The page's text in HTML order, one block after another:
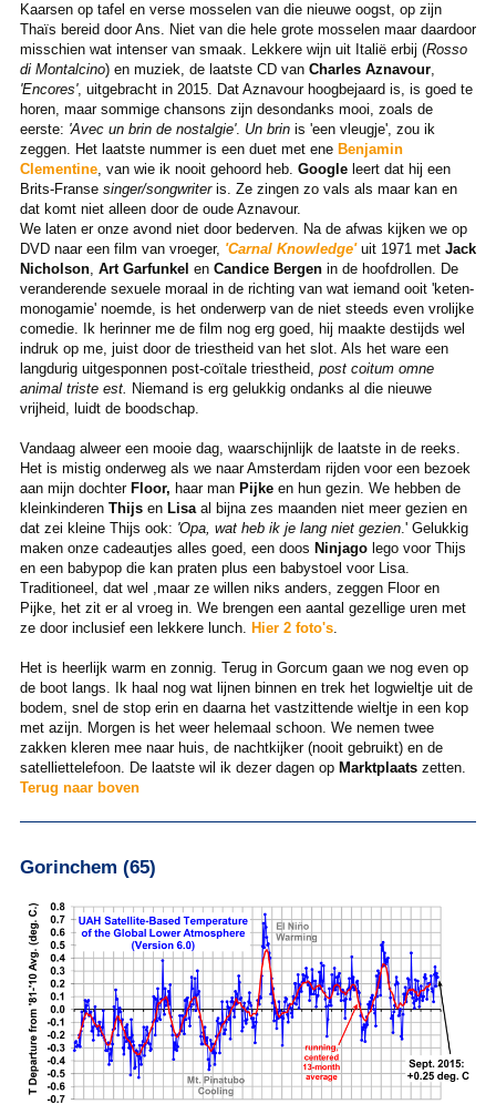
Kaarsen op tafel en verse mosselen van die nieuwe oogst, op zijn
Thaïs bereid door Ans. Niet van die hele grote mosselen maar daardoor
misschien wat intenser van smaak. Lekkere wijn uit Italië erbij (Rosso
di Montalcino) en muziek, de laatste CD van Charles Aznavour,
'Encores', uitgebracht in 2015. Dat Aznavour hoogbejaard is, is goed te
horen, maar sommige chansons zijn desondanks mooi, zoals de
eerste: 'Avec un brin de nostalgie'. Un brinis 'een vleugje', zou ik
zeggen. Het laatste nummer is een duet met ene Benjamin
Clementine, van wie ik nooit gehoord heb. Googleleert dat hij een
Brits-Franse singer/songwriteris. Ze zingen zo vals als maar kan en
dat komt niet alleen door de oude Aznavour.
We laten er onze avond niet door bederven. Na de afwas kijken we op
DVD naar een film van vroeger, 'Carnal Knowledge' uit 1971 met Jack
Nicholson, Art Garfunkel en Candice Bergenin de hoofdrollen. De
veranderende sexuele moraal in de richting van wat iemand ooit 'keten-
monogamie' noemde, is het onderwerp van de niet steeds even vrolijke
comedie. Ik herinner me de film nog erg goed, hij maakte destijds wel
indruk op me, juist door de triestheid van het slot. Als het ware een
langdurig uitgesponnen post-coïtale triestheid, post coitum omne
animal triste est. Niemand is erg gelukkig ondanks al die nieuwe
vrijheid, luidt de boodschap.
Vandaag alweer een mooie dag, waarschijnlijk de laatste in de reeks.
Het is mistig onderweg als we naar Amsterdam rijden voor een bezoek
aan mijn dochter Floor, haar manPijkeen hun gezin. We hebben de
kleinkinderen Thijsen Lisaal bijna zes maanden niet meer gezien en
dat zei kleine Thijs ook: 'Opa, wat heb ik je lang niet gezien.' Gelukkig
maken onze cadeautjes alles goed, een doos Ninjagolego voor Thijs
en een babypop die kan praten plus een babystoel voor Lisa.
Traditioneel, dat wel ,maar ze willen niks anders, zeggen Floor en
Pijke, het zit er al vroeg in. We brengen een aantal gezellige uren met
ze door inclusief een lekkere lunch. Hier 2 foto's.
Het is heerlijk warm en zonnig. Terug in Gorcum gaan we nog even op
de boot langs. Ik haal nog wat lijnen binnen en trek het logwieltje uit de
bodem, snel de stop erin en daarna het vastzittende wieltje in een kop
met azijn. Morgen is het weer helemaal schoon. We nemen twee
zakken kleren mee naar huis, de nachtkijker (nooit gebruikt) en de
satelliettelefoon. De laatste wil ik dezer dagen op Marktplaatszetten.
Terug naar boven
Gorinchem (65)